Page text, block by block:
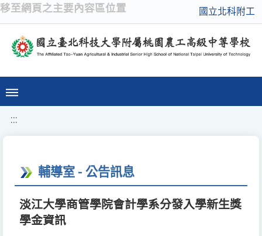
移至網頁之主要內容區位置 國立北科附工
:::
輔導室 - 公告訊息
淡江大學商管學院會計學系分發入學新生獎
學金資訊